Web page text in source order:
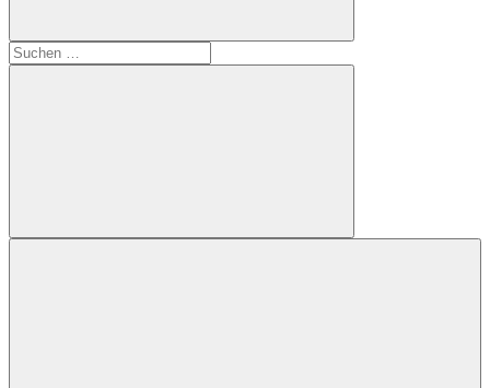
Suchformular
öffnen
Suchen
nach:
Suchen